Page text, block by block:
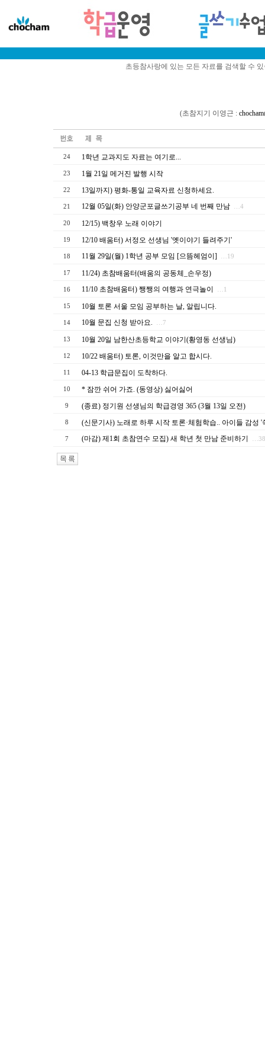
초등참사랑에 있는 모든 자료를 검색할 수
(초참지기 이영근 :
24 1학년 교과지도 자료는 여기로...
23 1월 21일 메거진 발행 시작
22 13일까지) 평화-통일 교육자료 신청하세요.
21 12월 05일(화) 안양군포글쓰기공부 네 번째 만남 …4
20 12/15) 백창우 노래 이야기
19 12/10 배움터) 서정오 선생님 '옛이야기 들려주기'
18 11월 29일(월) 1학년 공부 모임 [으뜸헤엄이] …19
17 11/24) 초참배움터(배움의 공동체_손우정)
16 11/10 초참배움터) 쨍쨍의 여행과 연극놀이 …1
15 10월 토론 서울 모임 공부하는 날, 알립니다.
14 10월 문집 신청 받아요. …7
13 10월 20일 남한산초등학교 이야기(황영동 선생님)
12 10/22 배움터) 토론, 이것만을 알고 합시다.
11 04-13 학급문집이 도착하다.
10 * 잠깐 쉬어 가죠. (동영상) 싫어싫어
9 (종료) 정기원 선생님의 학급경영 365 (3월 13일 오전)
8 (신문기사) 노래로 하루 시작 토론·체험학습.. 아이들 감성 '
7 (마감) 제1회 초참연수 모집) 새 학년 첫 만남 준비하기 …38